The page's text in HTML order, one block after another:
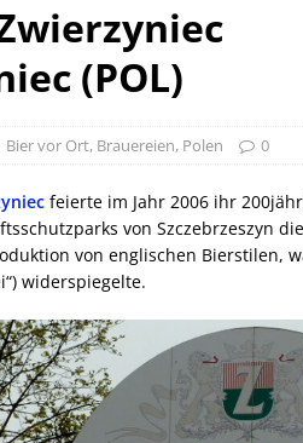
(POL)
Bier vor Ort, Brauereien, Polen 0
feierte im Jahr 2006 ihr
von Szczebrzeszyn
von englischen Bierstilen,
widerspiegelte.